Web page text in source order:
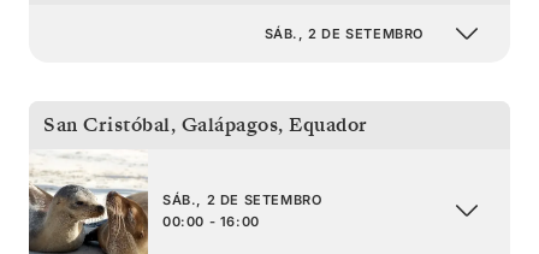
SÁB., 2 DE SETEMBRO
San Cristóbal, Galápagos, Equador
SÁB., 2 DE SETEMBRO
00:00 - 16:00